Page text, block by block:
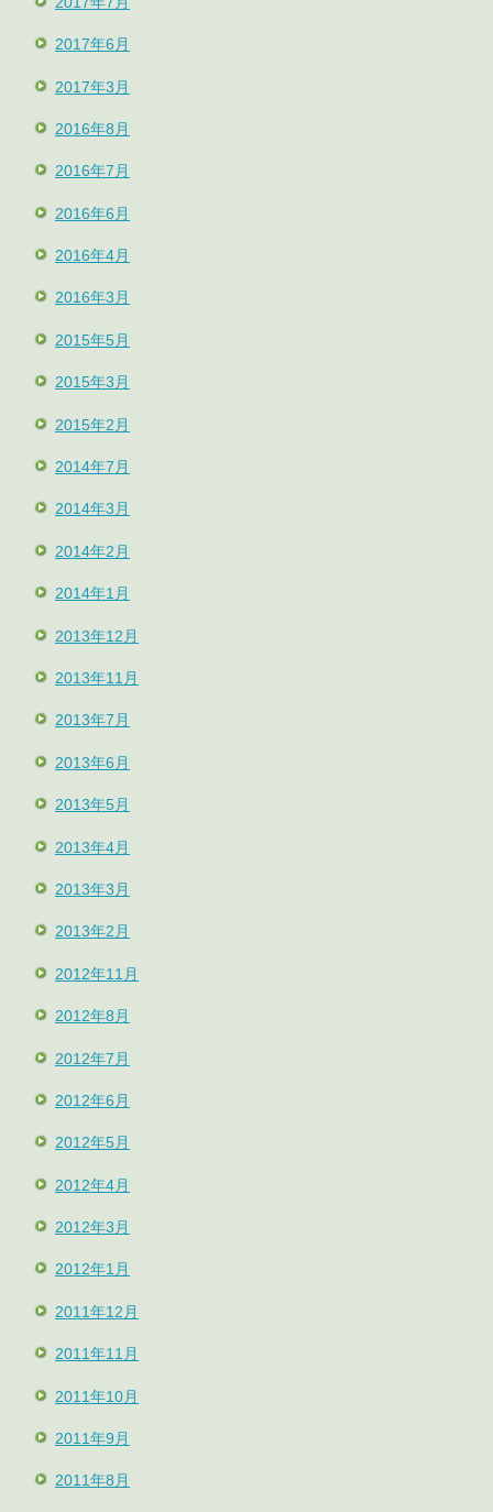
2017年6月
2017年3月
2016年8月
2016年7月
2016年6月
2016年4月
2016年3月
2015年5月
2015年3月
2015年2月
2014年7月
2014年3月
2014年2月
2014年1月
2013年12月
2013年11月
2013年7月
2013年6月
2013年5月
2013年4月
2013年3月
2013年2月
2012年11月
2012年8月
2012年7月
2012年6月
2012年5月
2012年4月
2012年3月
2012年1月
2011年12月
2011年11月
2011年10月
2011年9月
2011年8月